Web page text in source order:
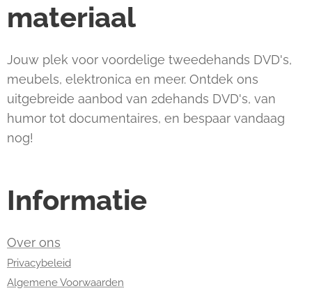
materiaal
Jouw plek voor voordelige tweedehands DVD's,
meubels, elektronica en meer. Ontdek ons
uitgebreide aanbod van 2dehands DVD's, van
humor tot documentaires, en bespaar vandaag
nog!
Informatie
Over ons
Privacybeleid
Algemene Voorwaarden